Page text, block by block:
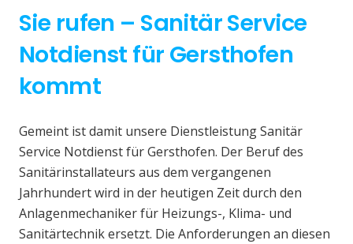
Sie rufen – Sanitär Service
Notdienst für Gersthofen
kommt
Gemeint ist damit unsere Dienstleistung Sanitär
Service Notdienst für Gersthofen. Der Beruf des
Sanitärinstallateurs aus dem vergangenen
Jahrhundert wird in der heutigen Zeit durch den
Anlagenmechaniker für Heizungs-, Klima- und
Sanitärtechnik ersetzt. Die Anforderungen an diesen